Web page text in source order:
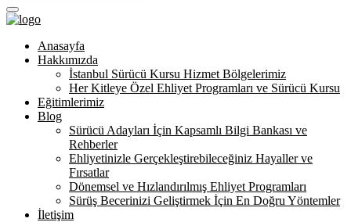
Anasayfa
Hakkımızda
İstanbul Sürücü Kursu Hizmet Bölgelerimiz
Her Kitleye Özel Ehliyet Programları ve Sürücü Kursu
Eğitimlerimiz
Blog
Sürücü Adayları İçin Kapsamlı Bilgi Bankası ve
Rehberler
Ehliyetinizle Gerçekleştirebileceğiniz Hayaller ve
Fırsatlar
Dönemsel ve Hızlandırılmış Ehliyet Programları
Sürüş Becerinizi Geliştirmek İçin En Doğru Yöntemler
İletişim